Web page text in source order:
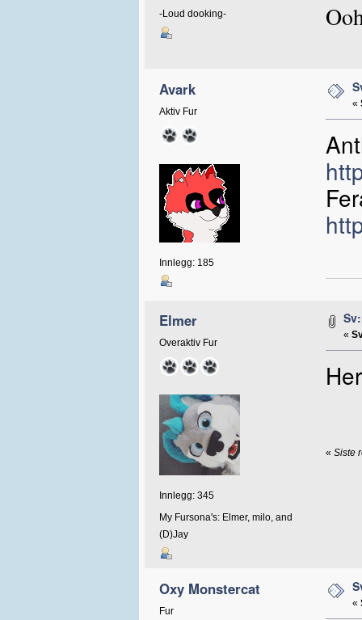
-Loud dooking-
Avark
Aktiv Fur
Innlegg: 185
«
Elmer
Overaktiv Fur
Innlegg: 345
My Fursona's: Elmer, milo, and
(D)Jay
«
« Siste
Oxy Monstercat
Fur
«